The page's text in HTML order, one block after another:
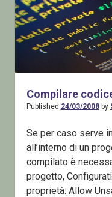
Compilare
Published 24/03/2008by
Se per caso serve
all’interno di un
compilato è
progetto,
proprietà: Allow